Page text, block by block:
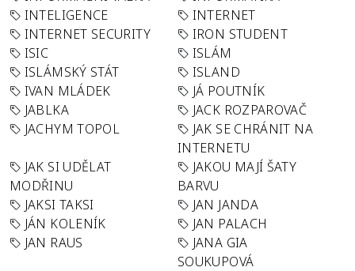
INTELIGENCE
INTERNET
INTERNET SECURITY
IRON STUDENT
ISIC
ISLÁM
ISLÁMSKÝ STÁT
ISLAND
IVAN MLÁDEK
JÁ POUTNÍK
JABLKA
JACK ROZPAROVAČ
JACHYM TOPOL
JAK SE CHRÁNIT NA
INTERNETU
JAK SI UDĚLAT
MODŘINU
JAKOU MAJÍ ŠATY
BARVU
JAKSI TAKSI
JAN JANDA
JÁN KOLENÍK
JAN PALACH
JAN RAUS
JANA GIA
SOUKUPOVÁ